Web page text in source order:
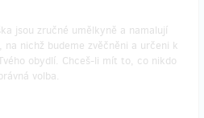
jsou zručné umělkyně a namalují
na nichž budeme zvěčněni a určeni k
obydlí. Chceš-li mít to, co nikdo
volba.